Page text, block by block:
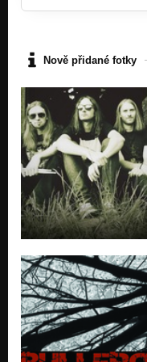
Nově přidané fotky